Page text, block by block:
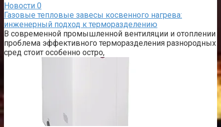
Новости 0
Газовые тепловые завесы косвенного нагрева:
инженерный подход к терморазделению
В современной промышленной вентиляции и отоплении
проблема эффективного терморазделения разнородных
сред стоит особенно остро,